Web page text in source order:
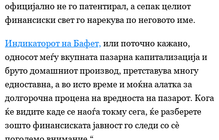
официјално не го патентирал, а сепак целиот
финансиски свет го нарекува по неговото име.
Индикаторот на Бафет, или поточно кажано,
односот меѓу вкупната пазарна капитализација и
бруто домашниот производ, претставува многу
едноставна, а во исто време и моќна алатка за
долгорочна процена на вредноста на пазарот. Кога
ќе видите каде се наоѓа токму сега, ќе разберете
зошто финансиската јавност го следи со сè